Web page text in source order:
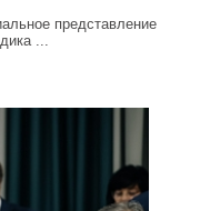
представление
...